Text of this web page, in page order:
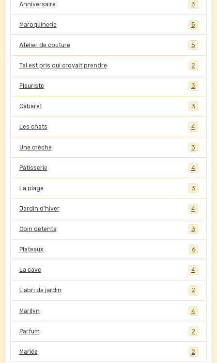
Anniversaire 3
Maroquinerie 5
Atelier de couture 5
Tel est pris qui croyait prendre 2
Fleuriste 3
Cabaret 3
Les chats 4
Une crèche 3
Pâtisserie 4
La plage 3
Jardin d'hiver 4
Coin détente 3
Plateaux 6
La cave 4
L'abri de jardin 2
Marilyn 4
Parfum 2
Mariée 2